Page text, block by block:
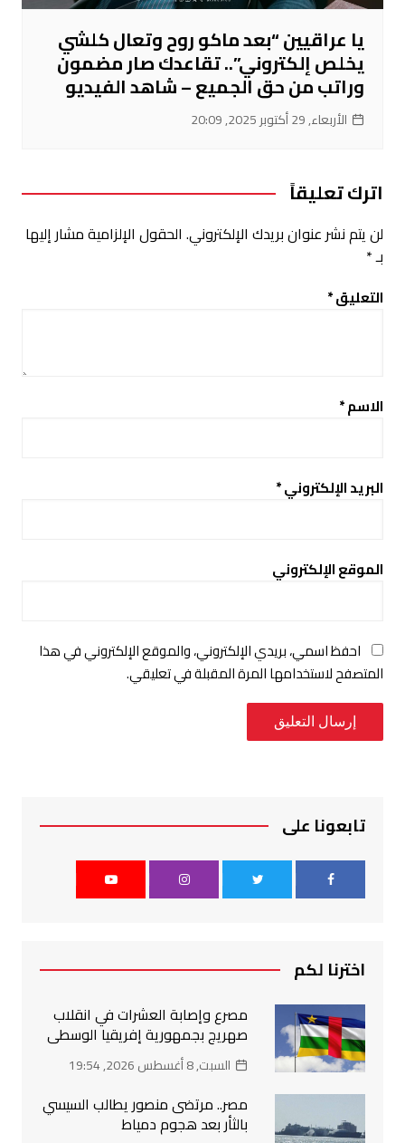
يا عراقيين “بعد ماكو روح وتعال كلشي
يخلص إلكتروني”.. تقاعدك صار مضمون
وراتب من حق الجميع – شاهد الفيديو
الأربعاء, 29 أكتوبر 2025, 20:09
اترك تعليقاً
لن يتم نشر عنوان بريدك الإلكتروني. الحقول الإلزامية مشار إليها
بـ*
التعليق*
الاسم*
البريد الإلكتروني*
الموقع الإلكتروني
احفظ اسمي، بريدي الإلكتروني، والموقع الإلكتروني في هذا
المتصفح لاستخدامها المرة المقبلة في تعليقي.
تابعونا على
اخترنا لكم
مصرع وإصابة العشرات في انقلاب
صهريج بجمهورية إفريقيا الوسطى
السبت, 8 أغسطس 2026, 19:54
مصر.. مرتضى منصور يطالب السيسي
بالثأر بعد هجوم دمياط